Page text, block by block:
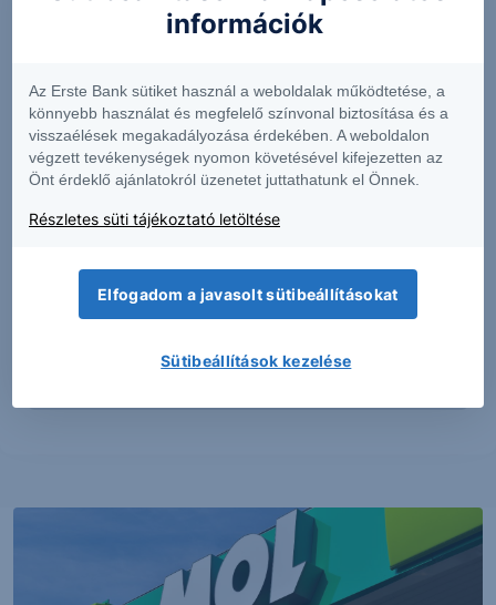
makrogazdasági helyzetet, a befektetések és azok hozamai alakulását olyan
tényezők alakítják, melyre a Társaságnak nincs befolyása, a befektető által
többszörözése, publikálása, átdolgozása, terjesztése kizárólag a Társaság
előzetes írásos engedélyével lehetséges. A jelen dokumentumban foglaltak
kiadásuk időpontjában érvényesek. További részletek: Erste Market
Dokumentumok – Erste Marketoldalon, illetve a Társaság ügyletek előtti
tájékoztatásról szóló
hirdetményében.
és szakértőnkkel egyeztethet a termékkel
kapcsolatban.
További információk kérése
információk
Az Erste Bank sütiket használ a weboldalak működtetése, a
könnyebb használat és megfelelő színvonal biztosítása és a
visszaélések megakadályozása érdekében. A weboldalon
végzett tevékenységek nyomon követésével kifejezetten az
Önt érdeklő ajánlatokról üzenetet juttathatunk el Önnek.
Részletes süti tájékoztató letöltése
Elfogadom a javasolt sütibeállításokat
Sütibeállítások kezelése